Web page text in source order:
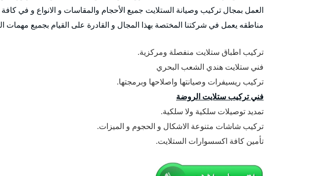
العمل بمجال تركيب وصيانة الستلايت جميع الأحجام والمقاسات و الانواع و في
مناطقه يعمل في شركتنا المختصة بهذا المجال و القادرة على القيام بجميع مهمات
تركيب اطباق ستلايت منفصلة ومركزية.
فني ستلايت هندي الشعب البحري
تركيب ريسيفرات وصيانتها واصلاحها وبرمجتها.
فني تركيب ستلايت الروضة
تمديد توصيلات سلكية ولا سلكية.
تركيب شاشات متنوعة الاشكال و الحجوم و الميزات.
تأمين كافة اكسسوارات الستلايت.